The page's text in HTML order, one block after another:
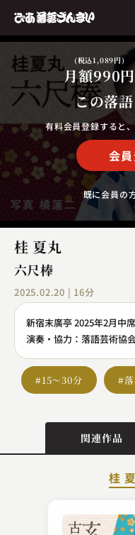
月額990円
(税込1,089円)
この落
有料会員登録すると
会
既に会員の
桂 夏丸
六尺棒
2025.02.20 | 16分
新宿末廣亭 2025年2月中
演奏・協力：落語芸術協
#15～30分 #
関連作品
桂